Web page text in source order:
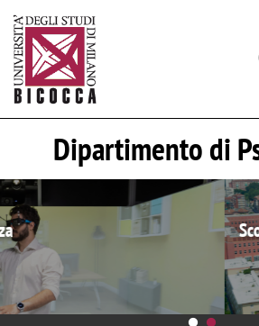
Dipartimento di
Scopri il Dipartimento di Psicologia